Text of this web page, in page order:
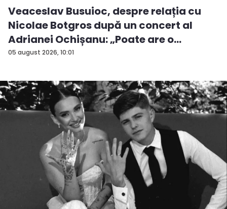
05 august 2026, 10:01
Veaceslav Busuioc, despre relația cu
Nicolae Botgros după un concert al
Adrianei Ochișanu: „Poate are o
supăra...